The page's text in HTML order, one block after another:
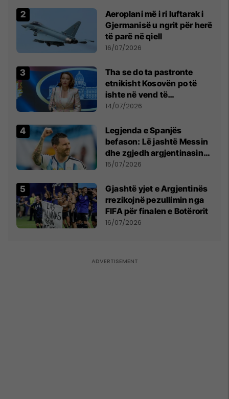
Aeroplani më i ri luftarak i
Gjermanisë u ngrit për herë
të parë në qiell
16/07/2026
Tha se do ta pastronte
etnikisht Kosovën po të
ishte në vend të
Millosheviqit, Lëvizja e
kërkon shkarkimin e
menjëhershëm të
Snezhana Paunoviq
14/07/2026
Legjenda e Spanjës
befason: Lë jashtë Messin
dhe zgjedh argjentinasin
më të mirë në botë
15/07/2026
Gjashtë yjet e Argjentinës
rrezikojnë pezullimin nga
FIFA për finalen e Botërorit
16/07/2026